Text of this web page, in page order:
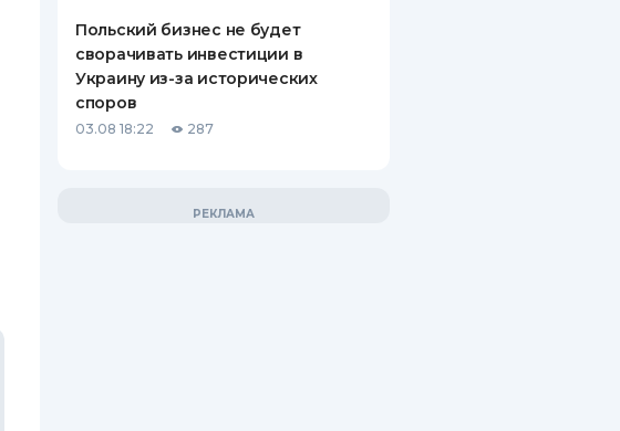
Польский бизнес не будет
сворачивать инвестиции в
Украину из-за исторических
споров
03.08 18:22 287